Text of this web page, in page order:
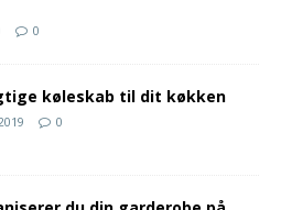
0
køleskab til dit køkken
0